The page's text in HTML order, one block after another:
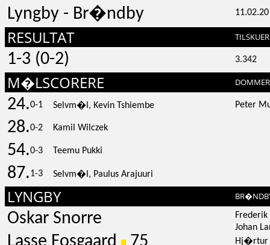
Lyngby - Br�ndby
RESULTAT
1-3 (0-2) 3.342
M�LSCORERE DOMMER
24.0-1 Selvm�l, Kevin Tshiembe Peter
28.0-2 Kamil Wilczek
54.0-3 Teemu Pukki
87.1-3 Selvm�l, Paulus Arajuuri
LYNGBY
Oskar Snorre
Johan
Hj�rtur